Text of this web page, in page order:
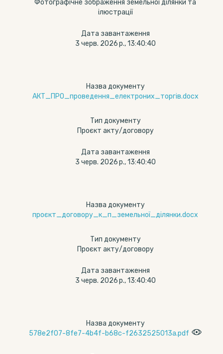
Фотографічне зображення земельної ділянки та
ілюстрації
Дата завантаження
3 черв. 2026 р., 13:40:40
Назва документу
АКТ_ПРО_проведення_електроних_торгів.docx
Тип документу
Проєкт акту/договору
Дата завантаження
3 черв. 2026 р., 13:40:40
Назва документу
проєкт_договору_к_п_земельної_ділянки.docx
Тип документу
Проєкт акту/договору
Дата завантаження
3 черв. 2026 р., 13:40:40
Назва документу
578e2f07-8fe7-4b4f-b68c-f2632525013a.pdf